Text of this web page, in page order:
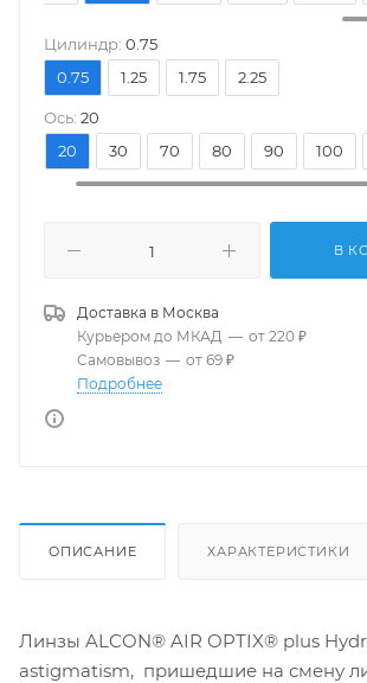
Цилиндр: 0.75
0.75
1.25 1.75 2.25
Ось: 20
20 30 70 80 90 100
В
Доставка в Москва
Курьером до МКАД — от 220 ₽
Самовывоз — от 69 ₽
Подробнее
ОПИСАНИЕ ХАРАКТЕРИСТИКИ
Линзы ALCON® AIR OPTIX® plus
astigmatism, пришедшие на смену